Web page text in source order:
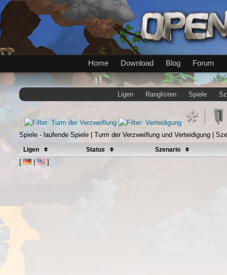
Home Download Blog Forum
Ligen Ranglisten Spiele
Spiele - laufende Spiele | Turm der Verzweiflung und Verteidigung |
Ligen Status Szenario
[ | ]